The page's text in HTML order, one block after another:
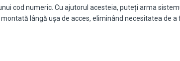
cod numeric. Cu ajutorul acesteia, puteți arma
lângă ușa de acces, eliminând necesitatea de